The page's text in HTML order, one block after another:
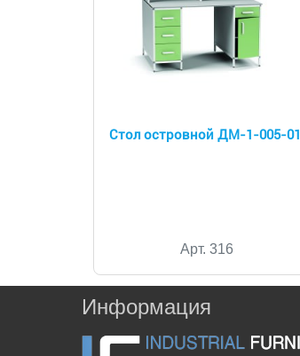
Стол островной ДМ-1-005-01
Арт. 316
Информация